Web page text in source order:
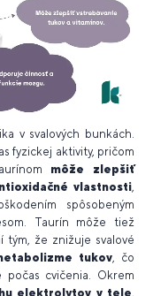
v svalových bunkách.
fyzickej aktivity, pričom
môže zlepšiť
vlastnosti
spôsobeným
Taurín môže tiež
tým, že znižuje svalové
tukov , čo
cvičenia. Okrem
elektrolytov v tele